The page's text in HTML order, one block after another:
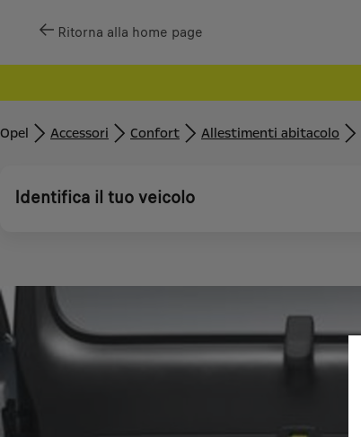
Ritorna alla home page
Opel Accessori Confort Allestimenti abitacolo
Identifica il tuo veicolo